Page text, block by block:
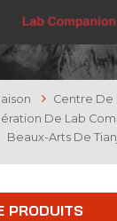
DEVIS
Centre De
De Lab
Beaux-Arts De
PRODUITS